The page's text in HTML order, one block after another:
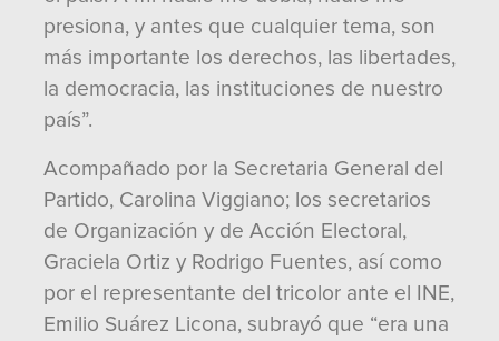
presiona, y antes que cualquier tema, son
más importante los derechos, las libertades,
la democracia, las instituciones de nuestro
país”.
Acompañado por la Secretaria General del
Partido, Carolina Viggiano; los secretarios
de Organización y de Acción Electoral,
Graciela Ortiz y Rodrigo Fuentes, así como
por el representante del tricolor ante el INE,
Emilio Suárez Licona, subrayó que “era una